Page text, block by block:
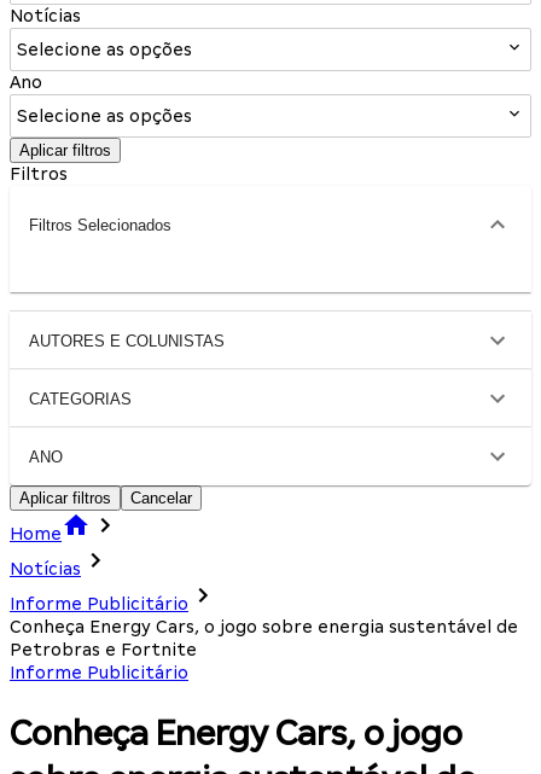
Notícias
Selecione as opções
Ano
Selecione as opções
Aplicar filtros
Filtros
Filtros Selecionados
AUTORES E COLUNISTAS
CATEGORIAS
ANO
Aplicar filtros Cancelar
Home
Notícias
Informe Publicitário
Conheça Energy Cars, o jogo sobre energia sustentável de
Petrobras e Fortnite
Informe Publicitário
Conheça Energy Cars, o jogo